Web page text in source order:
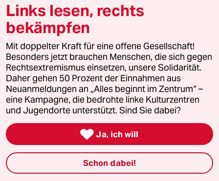
Mehr taz Lesestoff
taz Blogs
taz FUTURZWEI
Le Monde diplomatique
taz Archiv
Links lesen, rechts
bekämpfen
Mit doppelter Kraft für eine offene Gesellschaft!
Besonders jetzt brauchen Menschen, die sich gegen
Rechtsextremismus einsetzen, unsere Solidarität.
Daher gehen 50 Prozent der Einnahmen aus
Neuanmeldungen an „Alles beginnt im Zentrum“ –
eine Kampagne, die bedrohte linke Kulturzentren
und Jugendorte unterstützt. Sind Sie dabei?
 Ja, ich will
Schon dabei!